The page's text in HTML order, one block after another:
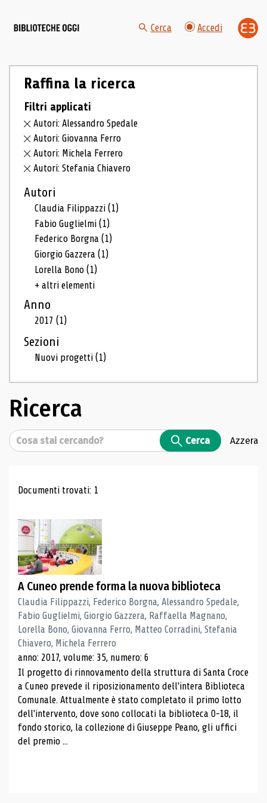
Cerca Accedi
Raffina la ricerca
Filtri applicati
Autori: Alessandro Spedale
Autori: Giovanna Ferro
Autori: Michela Ferrero
Autori: Stefania Chiavero
Autori
Claudia Filippazzi(1)
Fabio Guglielmi(1)
Federico Borgna(1)
Giorgio Gazzera(1)
Lorella Bono(1)
+ altri elementi
Anno
2017(1)
Sezioni
Nuovi progetti(1)
Ricerca
Cerca Cerca Azzera
Risultati di ricerca
Documenti trovati: 1
A Cuneo prende forma la nuova biblioteca
Claudia Filippazzi, Federico Borgna, Alessandro Spedale,
Fabio Guglielmi, Giorgio Gazzera, Raffaella Magnano,
Lorella Bono, Giovanna Ferro, Matteo Corradini, Stefania
Chiavero, Michela Ferrero
anno: 2017, volume: 35, numero: 6
Il progetto di rinnovamento della struttura di Santa Croce
a Cuneo prevede il riposizionamento dell'intera Biblioteca
Comunale. Attualmente è stato completato il primo lotto
dell'intervento, dove sono collocati la biblioteca 0-18, il
fondo storico, la collezione di Giuseppe Peano, gli uffici
del premio ...